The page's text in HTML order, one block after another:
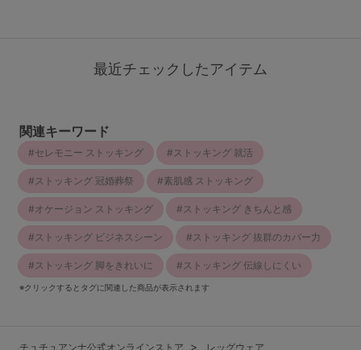
最近チェックしたアイテム
関連キーワード
セレモニー ストッキング ストッキング 就活
ストッキング 冠婚葬祭 素肌感 ストッキング
オケージョン ストッキング ストッキング きちんと感
ストッキング ビジネスシーン ストッキング 抜群のカバー力
ストッキング 脚をきれいに ストッキング 伝線しにくい
※クリックするとタグに関連した商品が表示されます
チュチュアンナ公式オンラインストア
レッグウェア